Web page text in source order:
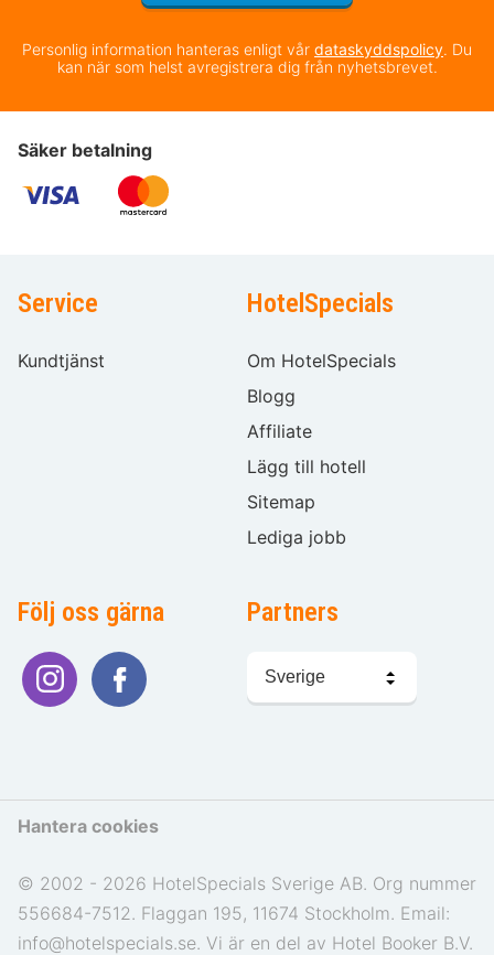
Personlig information hanteras enligt vår dataskyddspolicy. Du
kan när som helst avregistrera dig från nyhetsbrevet.
Säker betalning
Service
Kundtjänst
HotelSpecials
Om HotelSpecials
Blogg
Affiliate
Lägg till hotell
Sitemap
Lediga jobb
Följ oss gärna Partners
språk
Hantera cookies
© 2002 - 2026 HotelSpecials Sverige AB. Org nummer
556684-7512. Flaggan 195, 11674 Stockholm. Email:
info@hotelspecials.se. Vi är en del av Hotel Booker B.V.